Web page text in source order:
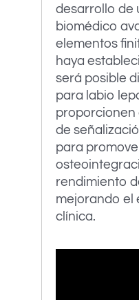
desarrollo de
biomédico
elementos
haya
será posible
para labio
proporcionen
de
para
rendimiento
mejorando el
clínica.